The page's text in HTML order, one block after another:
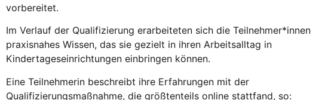
vorbereitet.
Im Verlauf der Qualifizierung erarbeiteten sich die Teilnehmer*innen
praxisnahes Wissen, das sie gezielt in ihren Arbeitsalltag in
Kindertageseinrichtungen einbringen können.
Eine Teilnehmerin beschreibt ihre Erfahrungen mit der
Qualifizierungsmaßnahme, die größtenteils online stattfand, so: